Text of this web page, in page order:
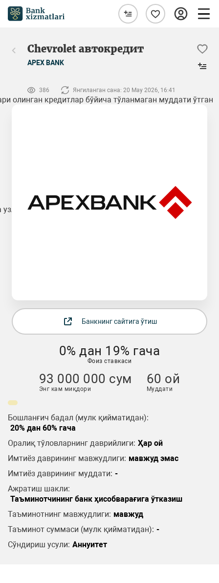
Chevrolet автокредит
APEX BANK
386 Янгиланган сана: 20 May 2026, 16:41
Банкнинг сайтига ўтиш
0% дан 19% гача
Фоиз ставкаси
93 000 000 сум
Энг кам миқдори
60 ой
Муддати
Бошланғич бадал (мулк қийматидан):
20% дан 60% гача
Оралиқ тўловларнинг даврийлиги: Ҳар ой
Имтиёз даврининг мавжудлиги: мавжуд эмас
Имтиёз даврининг муддати: -
Ажратиш шакли:
Таъминотчининг банк ҳисобварағига ўтказиш
Таъминотнинг мавжудлиги: мавжуд
Таъминот суммаси (мулк қийматидан): -
Сўндириш усули: Аннуитет
олинган кредитлар бўйича тўланмаган муддати ўтган
узлуксиз иш тажрибаси.